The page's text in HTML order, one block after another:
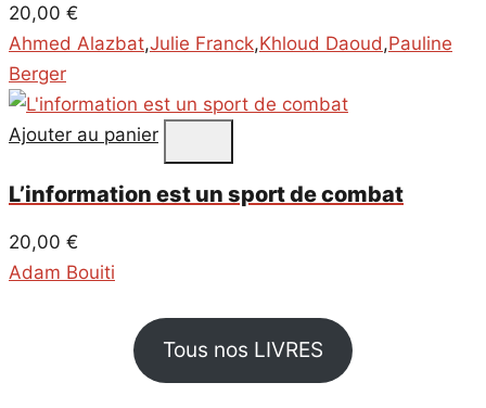
20,00 €
Ahmed Alazbat,Julie Franck,Khloud Daoud,Pauline
Berger
Ajouter au panier
L’information est un sport de combat
20,00 €
Adam Bouiti
Tous nos LIVRES